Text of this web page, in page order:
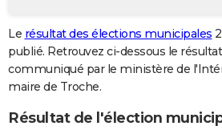
GUIDES D'ACHAT
BONS PLANS
CARTE DE VOEUX
Le résultat des élections municipales
publié. Retrouvez ci-dessous le
communiqué par le ministère de
maire de Troche.
Résultat de l'élection